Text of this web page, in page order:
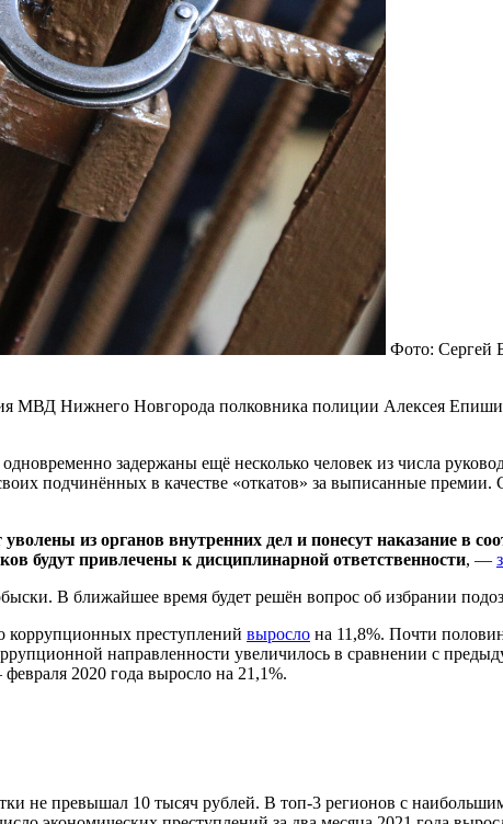
Фото: Сергей
МВД Нижнего Новгорода полковника полиции Алексея
задержаны ещё несколько человек из числа
подчинённых в качестве «откатов» за выписанные
из органов внутренних дел и понесут наказание в
будут привлечены к дисциплинарной ответственности, —
В ближайшее время будет решён вопрос об избрании
коррупционных преступлений выросло на 11,8%. Почти
направленности увеличилось в сравнении с
2020 года выросло на 21,1%.
не превышал 10 тысяч рублей. В топ-3 регионов с